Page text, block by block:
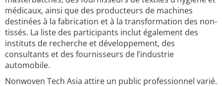
médicaux, ainsi que des producteurs de machines
destinées à la fabrication et à la transformation des non-
tissés. La liste des participants inclut également des
instituts de recherche et développement, des
consultants et des fournisseurs de l’industrie
automobile.
Nonwoven Tech Asia attire un public professionnel varié.